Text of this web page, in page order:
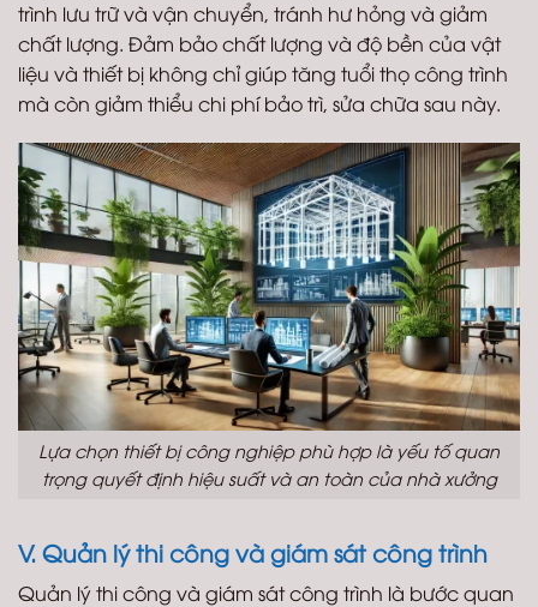
trình lưu trữ và vận chuyển, tránh hư hỏng và giảm
chất lượng. Đảm bảo chất lượng và độ bền của vật
liệu và thiết bị không chỉ giúp tăng tuổi thọ công trình
mà còn giảm thiểu chi phí bảo trì, sửa chữa sau này.
Lựa chọn thiết bị công nghiệp phù hợp là yếu tố quan
trọng quyết định hiệu suất và an toàn của nhà xưởng
V. Quản lý thi công và giám sát công trình
Quản lý thi công và giám sát công trình là bước quan